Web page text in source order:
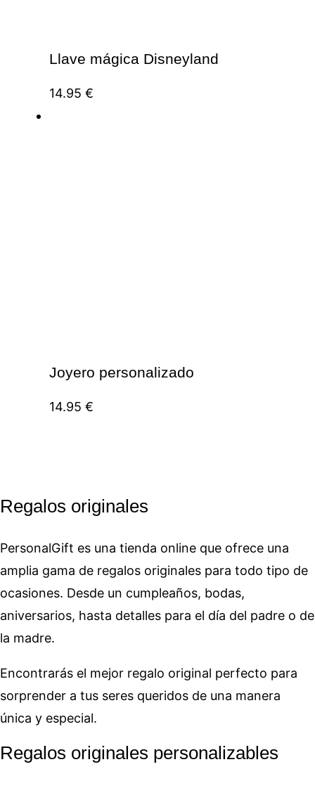
Llave mágica Disneyland
14.95 €
Joyero personalizado
14.95 €
Regalos originales
PersonalGift es una tienda online que ofrece una
amplia gama de regalos originales para todo tipo de
ocasiones. Desde un cumpleaños, bodas,
aniversarios, hasta detalles para el día del padre o de
la madre.
Encontrarás el mejor regalo original perfecto para
sorprender a tus seres queridos de una manera
única y especial.
Regalos originales personalizables